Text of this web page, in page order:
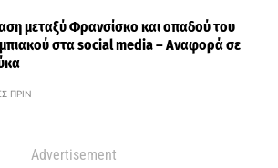
μεταξύ Φρανσίσκο και οπαδού του
στα social media – Αναφορά σε
ΠΡΙΝ
Advertisement